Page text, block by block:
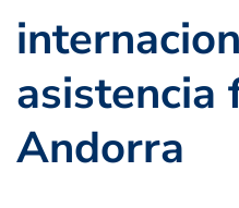
asistencia
Andorra